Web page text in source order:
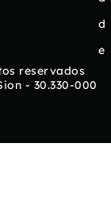
d
e
reservados
- 30.330-000